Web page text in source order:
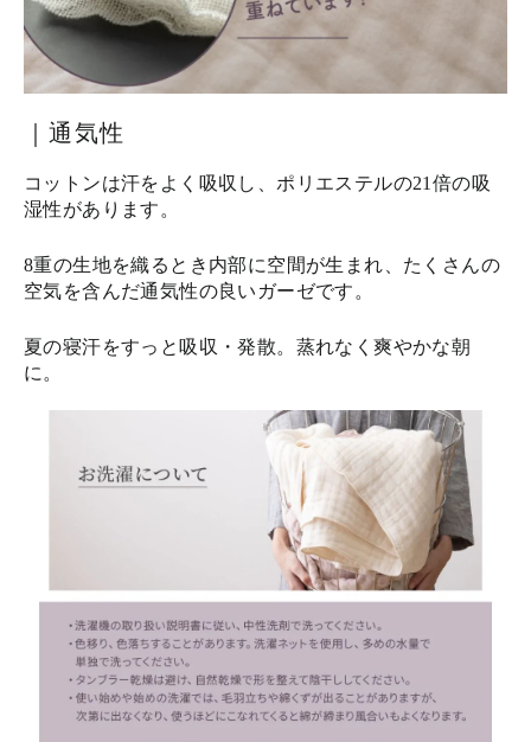
｜通気性
コットンは汗をよく吸収し、ポリエステルの21倍の吸
湿性があります。
8重の生地を織るとき内部に空間が生まれ、たくさんの
空気を含んだ通気性の良いガーゼです。
夏の寝汗をすっと吸収・発散。蒸れなく爽やかな朝
に。